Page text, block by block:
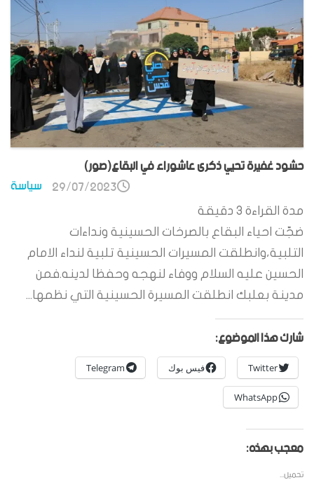
حشود غفيرة تحيي ذكرى عاشوراء في البقاع(صور)
سياسة 29/07/2023
مدة القراءة 3 دقيقة
ضجّت احياء البقاع بالصرخات الحسينية ونداءات
التلبية،وانطلقت المسيرات الحسينية تلبية لنداء الامام
الحسين عليه السلام ووفاء لنهجه وحفظا لدينه.فمن
مدينة بعلبك انطلقت المسيرة الحسينية التي نظمها...
شارك هذا الموضوع:
Twitter فيس بوك Telegram
WhatsApp
معجب بهذه:
تحميل...